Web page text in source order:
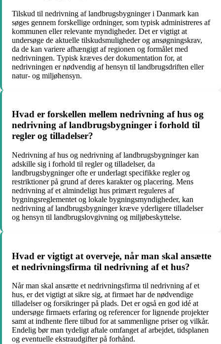
Tilskud til nedrivning af landbrugsbygninger i Danmark kan
søges gennem forskellige ordninger, som typisk administreres af
kommunen eller relevante myndigheder. Det er vigtigt at
undersøge de aktuelle tilskudsmuligheder og ansøgningskrav,
da de kan variere afhængigt af regionen og formålet med
nedrivningen. Typisk kræves der dokumentation for, at
nedrivningen er nødvendig af hensyn til landbrugsdriften eller
natur- og miljøhensyn.
Hvad er forskellen mellem nedrivning af hus og
nedrivning af landbrugsbygninger i forhold til
regler og tilladelser?
Nedrivning af hus og nedrivning af landbrugsbygninger kan
adskille sig i forhold til regler og tilladelser, da
landbrugsbygninger ofte er underlagt specifikke regler og
restriktioner på grund af deres karakter og placering. Mens
nedrivning af et almindeligt hus primært reguleres af
bygningsreglementet og lokale bygningsmyndigheder, kan
nedrivning af landbrugsbygninger kræve yderligere tilladelser
og hensyn til landbrugslovgivning og miljøbeskyttelse.
Hvad er vigtigt at overveje, når man skal ansætte
et nedrivningsfirma til nedrivning af et hus?
Når man skal ansætte et nedrivningsfirma til nedrivning af et
hus, er det vigtigt at sikre sig, at firmaet har de nødvendige
tilladelser og forsikringer på plads. Det er også en god idé at
undersøge firmaets erfaring og referencer for lignende projekter
samt at indhente flere tilbud for at sammenligne priser og vilkår.
Endelig bør man tydeligt aftale omfanget af arbejdet, tidsplanen
og eventuelle ekstraudgifter på forhånd.